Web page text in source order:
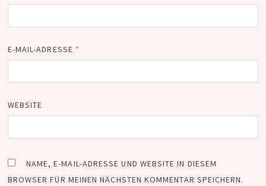
E-MAIL-ADRESSE *
WEBSITE
NAME, E-MAIL-ADRESSE UND WEBSITE IN DIESEM
BROWSER FÜR MEINEN NÄCHSTEN KOMMENTAR SPEICHERN.